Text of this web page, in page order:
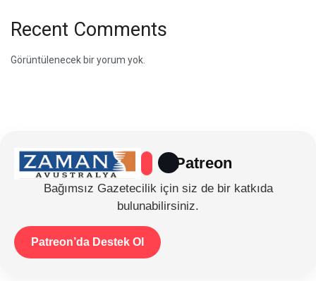
Recent Comments
Görüntülenecek bir yorum yok.
Patreon
Bağımsız Gazetecilik için siz de bir katkıda
bulunabilirsiniz.
Patreon’da Destek Ol